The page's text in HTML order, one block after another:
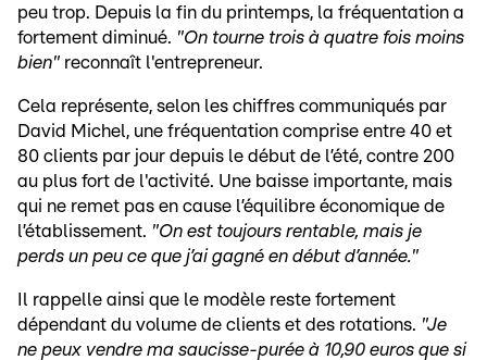
peu trop. Depuis la fin du printemps, la fréquentation a
fortement diminué. "On tourne trois à quatre fois moins
bien" reconnaît l'entrepreneur.
Cela représente, selon les chiffres communiqués par
David Michel, une fréquentation comprise entre 40 et
80 clients par jour depuis le début de l’été, contre 200
au plus fort de l'activité. Une baisse importante, mais
qui ne remet pas en cause l’équilibre économique de
l’établissement. "On est toujours rentable, mais je
perds un peu ce que j’ai gagné en début d’année."
Il rappelle ainsi que le modèle reste fortement
dépendant du volume de clients et des rotations. "Je
ne peux vendre ma saucisse-purée à 10,90 euros que si